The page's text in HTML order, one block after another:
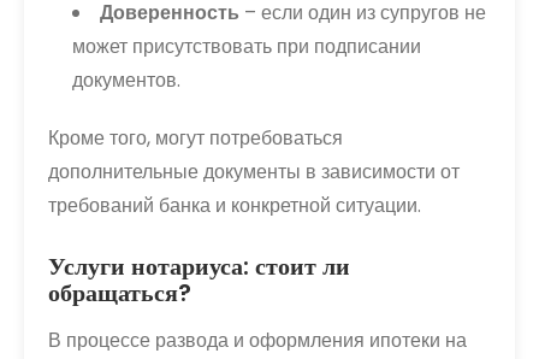
Доверенность – если один из супругов не
может присутствовать при подписании
документов.
Кроме того, могут потребоваться
дополнительные документы в зависимости от
требований банка и конкретной ситуации.
Услуги нотариуса: стоит ли
обращаться?
В процессе развода и оформления ипотеки на